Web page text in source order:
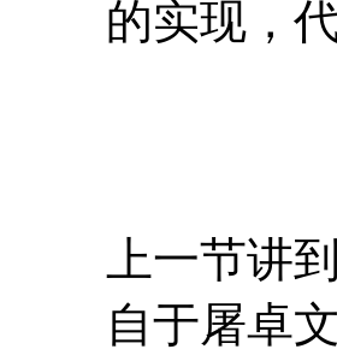
的实现
上一节讲
自于屠卓